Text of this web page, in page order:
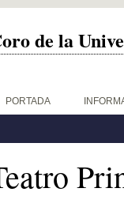
de la
PORTADA